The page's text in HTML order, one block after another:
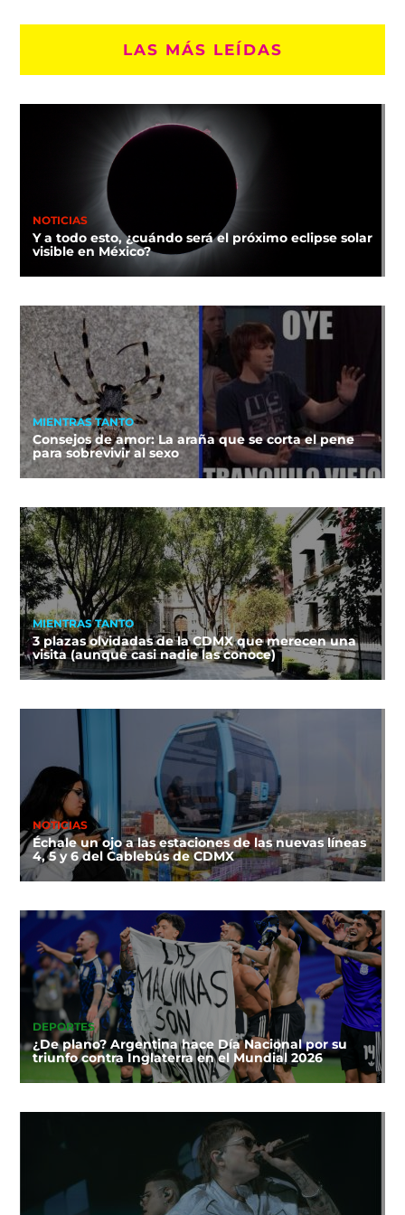
LAS MÁS LEÍDAS
NOTICIAS
Y a todo esto, ¿cuándo será el próximo eclipse solar
visible en México?
MIENTRAS TANTO
Consejos de amor: La araña que se corta el pene
para sobrevivir al sexo
MIENTRAS TANTO
3 plazas olvidadas de la CDMX que merecen una
visita (aunque casi nadie las conoce)
NOTICIAS
Échale un ojo a las estaciones de las nuevas líneas
4, 5 y 6 del Cablebús de CDMX
DEPORTES
¿De plano? Argentina hace Día Nacional por su
triunfo contra Inglaterra en el Mundial 2026